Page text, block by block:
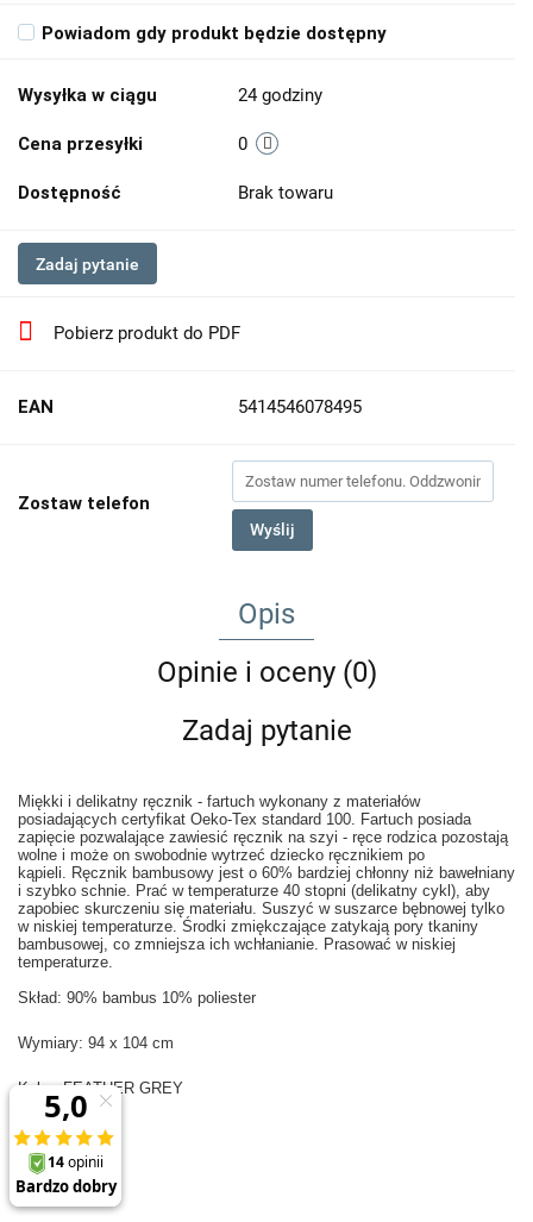
Powiadom gdy produkt będzie dostępny
Wysyłka w ciągu 24 godziny
Cena przesyłki 0
Dostępność Brak towaru
Zadaj pytanie
Pobierz produkt do PDF
EAN 5414546078495
Zostaw telefon
Wyślij
Opis
Opinie i oceny (0)
Zadaj pytanie
Miękki i delikatny ręcznik - fartuch wykonany z materiałów
posiadających certyfikat Oeko-Tex standard 100. Fartuch posiada
zapięcie pozwalające zawiesić ręcznik na szyi - ręce rodzica pozostają
wolne i może on swobodnie wytrzeć dziecko ręcznikiem po
kąpieli. Ręcznik bambusowy jest o 60% bardziej chłonny niż bawełniany
i szybko schnie. Prać w temperaturze 40 stopni (delikatny cykl), aby
zapobiec skurczeniu się materiału. Suszyć w suszarce bębnowej tylko
w niskiej temperaturze. Środki zmiękczające zatykają pory tkaniny
bambusowej, co zmniejsza ich wchłanianie. Prasować w niskiej
temperaturze.
Skład: 90% bambus 10% poliester
Wymiary: 94 x 104 cm
Kolor: FEATHER GREY